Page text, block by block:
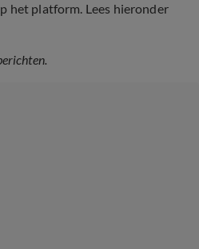
het platform. Lees hieronder